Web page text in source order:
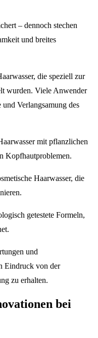
– dennoch stechen
und breites
die speziell zur
wurden. Viele Anwender
Verlangsamung des
mit pflanzlichen
Kopfhautproblemen.
Haarwasser, die
getestete Formeln,
und
Eindruck von der
zu erhalten.
bei